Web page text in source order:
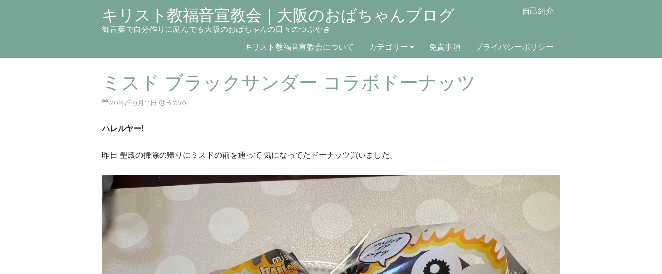
キリスト教福音宣教会｜大阪のおばちゃんブログ
御言葉で自分作りに励んでる大阪のおばちゃんの日々のつぶやき
自己紹介
キリスト教福音宣教会について カテゴリー 免責事項 プライバシーポリシー
ミスド ブラックサンダー コラボドーナッツ
2025年9月11日 Bravo
ハレルヤー!
昨日 聖殿の掃除の帰りにミスドの前を通って 気になってたドーナッツ買いました。